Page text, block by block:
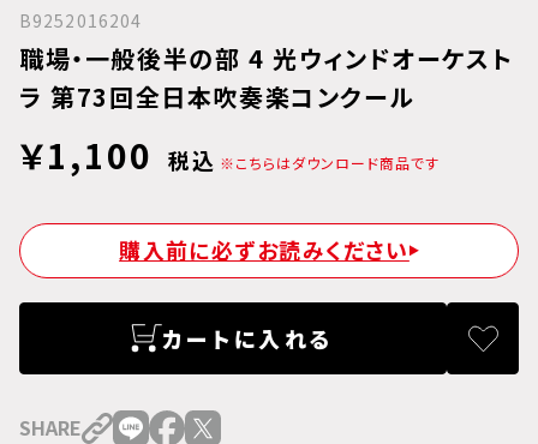
B9252016204
職場・一般後半の部 4 光ウィンドオーケスト
ラ 第73回全日本吹奏楽コンクール
￥1,100 税込 ※こちらはダウンロード商品です
購入前に必ずお読みください
カートに入れる
SHARE